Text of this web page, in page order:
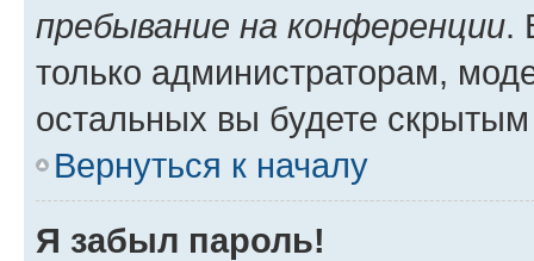
пребывание на конференции.
только администраторам,
остальных вы будете
Вернуться к началу
Я забыл пароль!